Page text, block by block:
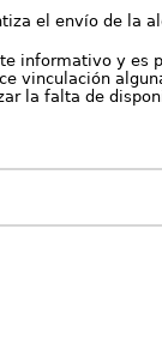
el envío de la
informativo y es
vinculación
la falta de